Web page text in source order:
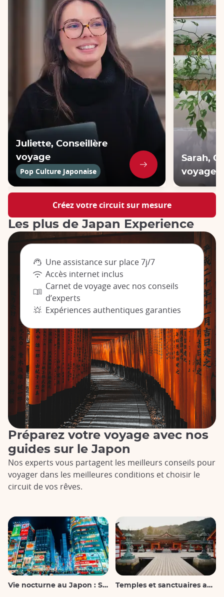
Juliette, Conseillère
voyage
Pop Culture Japonaise
Sarah,
voyage
Créez votre circuit sur mesure
Les plus de Japan Experience
Une assistance sur place 7j/7
Accès internet inclus
Carnet de voyage avec nos conseils
d’experts
Expériences authentiques garanties
Préparez votre voyage avec nos
guides sur le Japon
Nos experts vous partagent les meilleurs conseils pour
voyager dans les meilleures conditions et choisir le
circuit de vos rêves.
Vie nocturne au Japon : Sortir, voir et boire Temples et sanctuaires au Japon